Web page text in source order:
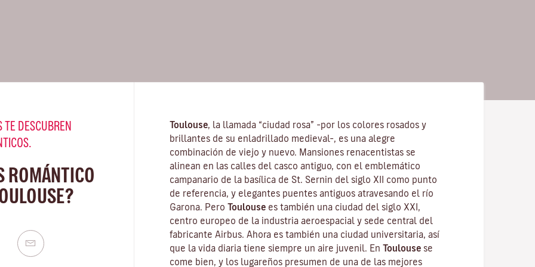
DESCUBREN
ROMÁNTICO
Toulouse , la llamada “ciudad rosa” –por los colores rosados y
brillantes de su enladrillado medieval–, es una alegre
combinación de viejo y nuevo. Mansiones renacentistas se
alinean en las calles del casco antiguo, con el emblemático
campanario de la basílica de St. Sernin del siglo XII como punto
de referencia, y elegantes puentes antiguos atravesando el río
Garona. Pero Toulouse es también una ciudad del siglo XXI,
centro europeo de la industria aeroespacial y sede central del
fabricante Airbus. Ahora es también una ciudad universitaria, así
que la vida diaria tiene siempre un aire juvenil. En Toulouse se
come bien, y los lugareños presumen de una de las mejores